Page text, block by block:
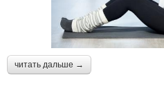
читать дальше →